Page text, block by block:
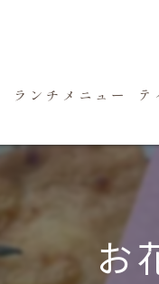
ランチメニュー テ
お